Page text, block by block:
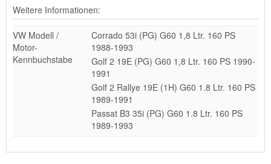
Weitere Informationen:
VW Modell /
Motor-
Kennbuchstabe
Corrado 53i (PG) G60 1,8 Ltr. 160 PS
1988-1993
Golf 2 19E (PG) G60 1,8 Ltr. 160 PS 1990-
1991
Golf 2 Rallye 19E (1H) G60 1.8 Ltr. 160 PS
1989-1991
Passat B3 35i (PG) G60 1.8 Ltr. 160 PS
1989-1993